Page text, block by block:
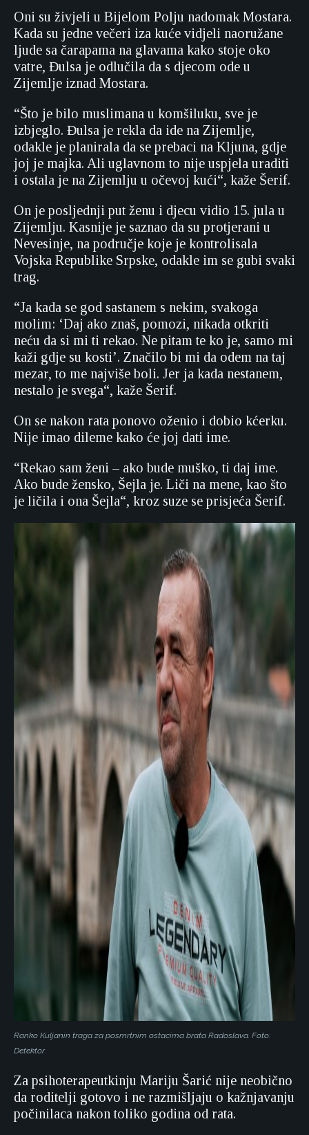
Oni su živjeli u Bijelom Polju nadomak Mostara.
Kada su jedne večeri iza kuće vidjeli naoružane
ljude sa čarapama na glavama kako stoje oko
vatre, Đulsa je odlučila da s djecom ode u
Zijemlje iznad Mostara.
“Što je bilo muslimana u komšiluku, sve je
izbjeglo. Đulsa je rekla da ide na Zijemlje,
odakle je planirala da se prebaci na Kljuna, gdje
joj je majka. Ali uglavnom to nije uspjela uraditi
i ostala je na Zijemlju u očevoj kući“, kaže Šerif.
On je posljednji put ženu i djecu vidio 15. jula u
Zijemlju. Kasnije je saznao da su protjerani u
Nevesinje, na područje koje je kontrolisala
Vojska Republike Srpske, odakle im se gubi svaki
trag.
“Ja kada se god sastanem s nekim, svakoga
molim: ‘Daj ako znaš, pomozi, nikada otkriti
neću da si mi ti rekao. Ne pitam te ko je, samo mi
kaži gdje su kosti’. Značilo bi mi da odem na taj
mezar, to me najviše boli. Jer ja kada nestanem,
nestalo je svega“, kaže Šerif.
On se nakon rata ponovo oženio i dobio kćerku.
Nije imao dileme kako će joj dati ime.
“Rekao sam ženi – ako bude muško, ti daj ime.
Ako bude žensko, Šejla je. Liči na mene, kao što
je ličila i ona Šejla“, kroz suze se prisjeća Šerif.
Ranko Kuljanin traga za posmrtnim ostacima brata Radoslava. Foto:
Detektor
Za psihoterapeutkinju Mariju Šarić nije neobično
da roditelji gotovo i ne razmišljaju o kažnjavanju
počinilaca nakon toliko godina od rata.